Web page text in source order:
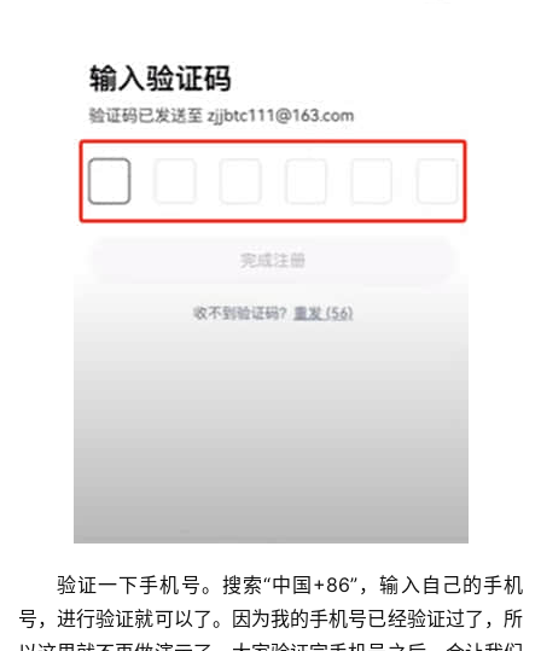
验证一下手机号。搜索“中国+86”，输入自己的手机
号，进行验证就可以了。因为我的手机号已经验证过了，所